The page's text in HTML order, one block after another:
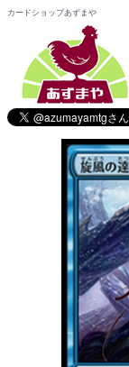
カードショップあずまや